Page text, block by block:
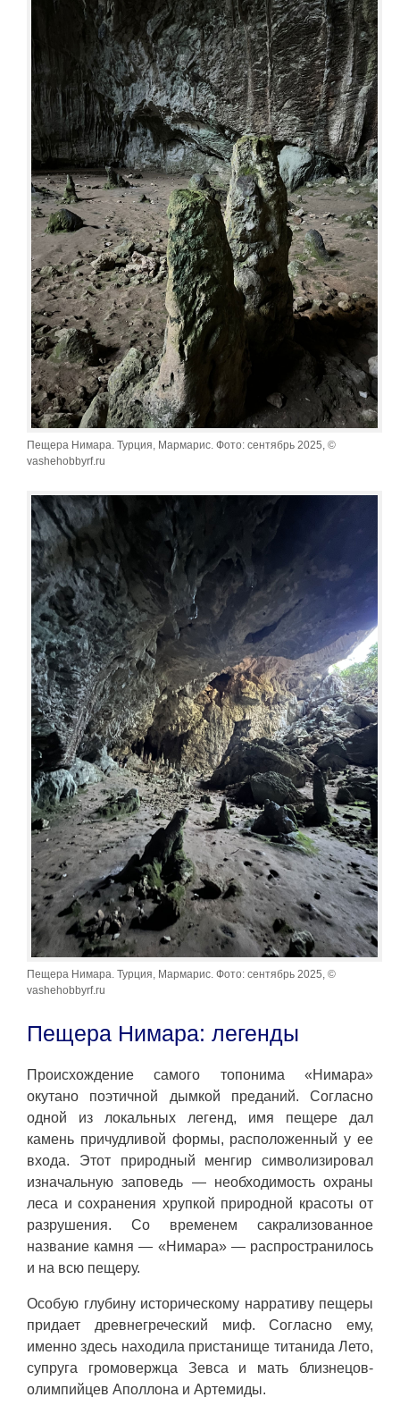
Пещера Нимара. Турция, Мармарис. Фото: сентябрь 2025, ©
vashehobbyrf.ru
Пещера Нимара. Турция, Мармарис. Фото: сентябрь 2025, ©
vashehobbyrf.ru
Пещера Нимара: легенды
Происхождение самого топонима «Нимара»
окутано поэтичной дымкой преданий. Согласно
одной из локальных легенд, имя пещере дал
камень причудливой формы, расположенный у ее
входа. Этот природный менгир символизировал
изначальную заповедь — необходимость охраны
леса и сохранения хрупкой природной красоты от
разрушения. Со временем сакрализованное
название камня — «Нимара» — распространилось
и на всю пещеру.
Особую глубину историческому нарративу пещеры
придает древнегреческий миф. Согласно ему,
именно здесь находила пристанище титанида Лето,
супруга громовержца Зевса и мать близнецов-
олимпийцев Аполлона и Артемиды.